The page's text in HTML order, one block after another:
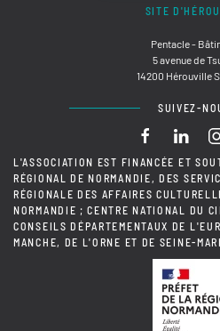
SITE
Pentacle -
5 avenue de
14200 Hérouville
SUIVEZ-
L'ASSOCIATION EST FINANCÉE ET
RÉGIONAL DE NORMANDIE, DES
RÉGIONALE DES AFFAIRES
NORMANDIE ; CENTRE NATIONAL DU
CONSEILS DÉPARTEMENTAUX DE
MANCHE, DE L'ORNE ET DE SEINE-